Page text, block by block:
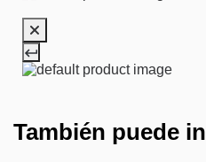
También puede